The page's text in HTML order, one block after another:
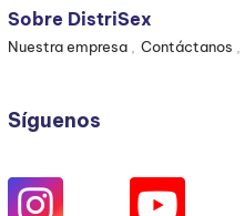
Sobre DistriSex
Nuestra empresa Contáctanos
Síguenos